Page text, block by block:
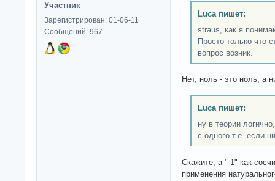
Участник
Зарегистрирован: 01-06-11
Сообщений: 967
Luca пишет:
straus, как я
Просто только что
вопрос возник.
Нет, ноль - это ноль, а
Luca пишет:
ну в теории
с одного т.е. если
Скажите, а "-1" как
применения